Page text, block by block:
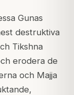
Gunas
destruktiva
Tikshna
erodera de
och Majja